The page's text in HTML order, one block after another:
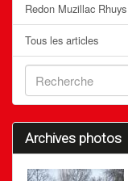
Redon Muzillac
Tous les articles
Archives photos